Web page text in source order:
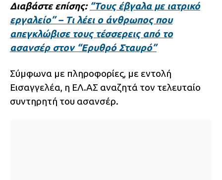
Διαβάστε επίσης: “Τους έβγαλα με ιατρικό
εργαλείο” – Τι λέει ο άνθρωπος που
απεγκλώβισε τους τέσσερεις από το
ασανσέρ στον “Ερυθρό Σταυρό”
Σύμφωνα με πληροφορίες, με εντολή
Εισαγγελέα, η ΕΛ.ΑΣ αναζητά τον τελευταίο
συντηρητή του ασανσέρ.